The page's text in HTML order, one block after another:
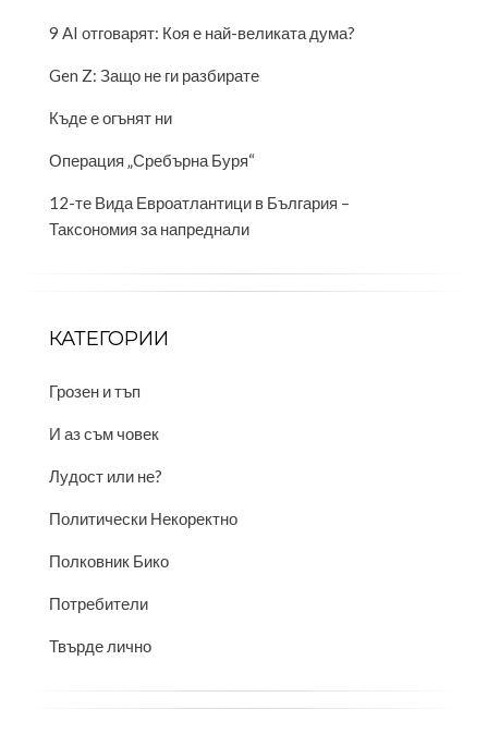
9 AI отговарят: Коя е най-великата дума?
Gen Z: Защо не ги разбирате
Къде е огънят ни
Операция „Сребърна Буря“
12-те Вида Евроатлантици в България –
Таксономия за напреднали
КАТЕГОРИИ
Грозен и тъп
И аз съм човек
Лудост или не?
Политически Некоректно
Полковник Бико
Потребители
Твърде лично